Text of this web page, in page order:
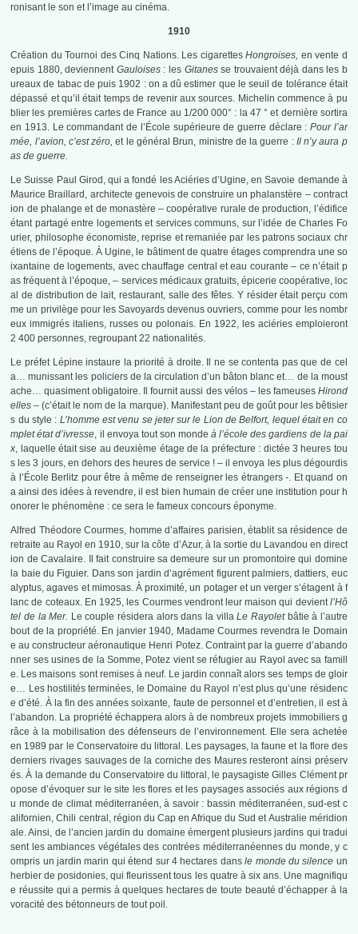
ronisant le son et l’image au cinéma.
1910
Création du Tournoi des Cinq Nations. Les cigarettesHongroises, en vente d
epuis 1880, deviennent Gauloises : les Gitanesse trouvaient déjà dans les b
ureaux de tabac de puis 1902 : on a dû estimer que le seuil de tolérance était
dépassé et qu’il était temps de revenir aux sources. Michelin commence à pu
blier les premières cartes de France au 1/200 000° : la 47 ° et dernière sortira
en 1913. Le commandant de l’École supérieure de guerre déclare :Pour l’ar
mée, l’avion, c’est zéro,et le général Brun, ministre de la guerre : Il n’y aura p
as de guerre.
Le Suisse Paul Girod, qui a fondé les Aciéries d’Ugine, en Savoie demande à
Maurice Braillard, architecte genevois de construire un phalanstère – contract
ion de phalange et de monastère – coopérative rurale de production, l’édifice
étant partagé entre logements et services communs, sur l’idée de Charles Fo
urier, philosophe économiste, reprise et remaniée par les patrons sociaux chr
étiens de l’époque. À Ugine, le bâtiment de quatre étages comprendra une so
ixantaine de logements, avec chauffage central et eau courante – ce n’était p
as fréquent à l’époque, – services médicaux gratuits, épicerie coopérative, loc
al de distribution de lait, restaurant, salle des fêtes. Y résider était perçu com
me un privilège pour les Savoyards devenus ouvriers, comme pour les nombr
eux immigrés italiens, russes ou polonais. En 1922, les aciéries emploieront
2 400 personnes, regroupant 22 nationalités.
Le préfet Lépine instaure la priorité à droite. Il ne se contenta pas que de cel
a… munissant les policiers de la circulation d’un bâton blanc et… de la moust
ache… quasiment obligatoire. Il fournit aussi des vélos – les fameuses Hirond
elles –(c’était le nom de la marque). Manifestant peu de goût pour les bêtisier
s du style : L’homme est venu se jeter sur le Lion de Belfort, lequel était en co
mplet état d’ivresse, il envoya tout son mondeà l’école des gardiens de la pai
x, laquelle était sise au deuxième étage de la préfecture : dictée 3 heures tou
s les 3 jours, en dehors des heures de service ! – il envoya les plus dégourdis
à l’École Berlitz pour être à même de renseigner les étrangers -. Et quand on
a ainsi des idées à revendre, il est bien humain de créer une institution pour h
onorer le phénomène : ce sera le fameux concours éponyme.
Alfred Théodore Courmes, homme d’affaires parisien, établit sa résidence de
retraite au Rayol en 1910, sur la côte d’Azur, à la sortie du Lavandou en direct
ion de Cavalaire. Il fait construire sa demeure sur un promontoire qui domine
la baie du Figuier. Dans son jardin d’agrément figurent palmiers, dattiers, euc
alyptus, agaves et mimosas. À proximité, un potager et un verger s’étagent à f
lanc de coteaux. En 1925, les Courmes vendront leur maison qui devientl’Hô
tel de la Mer. Le couple résidera alors dans la villaLe Rayoletbâtie à l’autre
bout de la propriété. En janvier 1940, Madame Courmes revendra le Domain
e au constructeur aéronautique Henri Potez. Contraint par la guerre d’abando
nner ses usines de la Somme, Potez vient se réfugier au Rayol avec sa famill
e. Les maisons sont remises à neuf. Le jardin connaît alors ses temps de gloir
e… Les hostilités terminées, le Domaine du Rayol n’est plus qu’une résidenc
e d’été. À la fin des années soixante, faute de personnel et d’entretien, il est à
l’abandon. La propriété échappera alors à de nombreux projets immobiliers g
râce à la mobilisation des défenseurs de l’environnement. Elle sera achetée
en 1989 par le Conservatoire du littoral. Les paysages, la faune et la flore des
derniers rivages sauvages de la corniche des Maures resteront ainsi préserv
és. À la demande du Conservatoire du littoral, le paysagiste Gilles Clément pr
opose d’évoquer sur le site les flores et les paysages associés aux régions d
u monde de climat méditerranéen, à savoir : bassin méditerranéen, sud-est c
alifornien, Chili central, région du Cap en Afrique du Sud et Australie méridion
ale. Ainsi, de l’ancien jardin du domaine émergent plusieurs jardins qui tradui
sent les ambiances végétales des contrées méditerranéennes du monde, y c
ompris un jardin marin qui étend sur 4 hectares dansle monde du silence un
herbier de posidonies, qui fleurissent tous les quatre à six ans. Une magnifiqu
e réussite qui a permis à quelques hectares de toute beauté d’échapper à la
voracité des bétonneurs de tout poil.